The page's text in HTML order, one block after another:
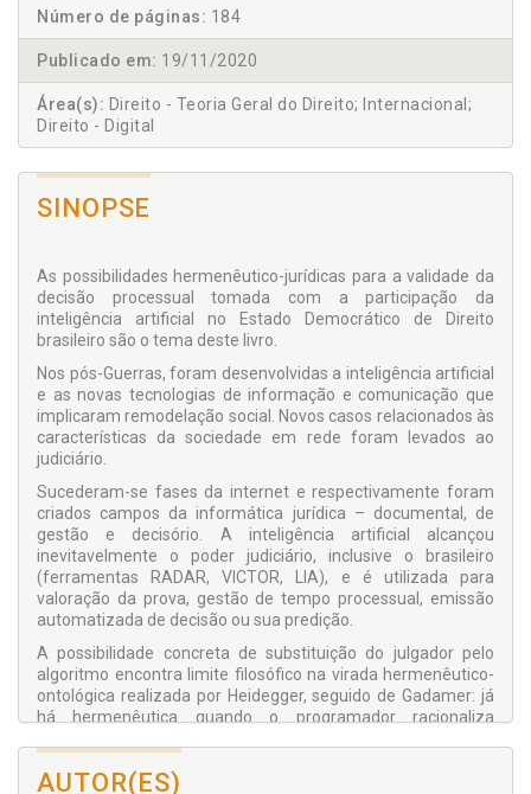
Número de páginas: 184
Publicado em: 19/11/2020
Área(s): Direito - Teoria Geral do Direito; Internacional;
Direito - Digital
SINOPSE
As possibilidades hermenêutico-jurídicas para a validade da
decisão processual tomada com a participação da
inteligência artificial no Estado Democrático de Direito
brasileiro são o tema deste livro.
Nos pós-Guerras, foram desenvolvidas a inteligência artificial
e as novas tecnologias de informação e comunicação que
implicaram remodelação social. Novos casos relacionados às
características da sociedade em rede foram levados ao
judiciário.
Sucederam-se fases da internet e respectivamente foram
criados campos da informática jurídica – documental, de
gestão e decisório. A inteligência artificial alcançou
inevitavelmente o poder judiciário, inclusive o brasileiro
(ferramentas RADAR, VICTOR, LIA), e é utilizada para
valoração da prova, gestão de tempo processual, emissão
automatizada de decisão ou sua predição.
A possibilidade concreta de substituição do julgador pelo
algoritmo encontra limite filosófico na virada hermenêutico-
ontológica realizada por Heidegger, seguido de Gadamer: já
há hermenêutica quando o programador racionaliza
AUTOR(ES)